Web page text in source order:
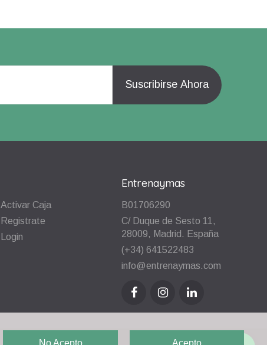
Activar Caja
Registrate
Login
Entrenaymas
B01706290
C/ Duque de Sesto 11,
28009, Madrid. España
(+34) 641522483
info@entrenaymas.com
No Acepto Acepto